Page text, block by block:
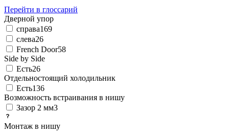
Перейти в глоссарий
Дверной упор
справа169
слева26
French Door58
Side by Side
Есть26
Отдельностоящий холодильник
Есть136
Возможность встраивания в нишу
Зазор 2 мм3
Монтаж в нишу